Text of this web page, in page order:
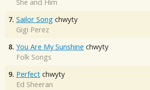
She and Him
7. Sailor Song chwyty
Gigi Perez
8. You Are My Sunshine chwyty
Folk Songs
9. Perfect chwyty
Ed Sheeran